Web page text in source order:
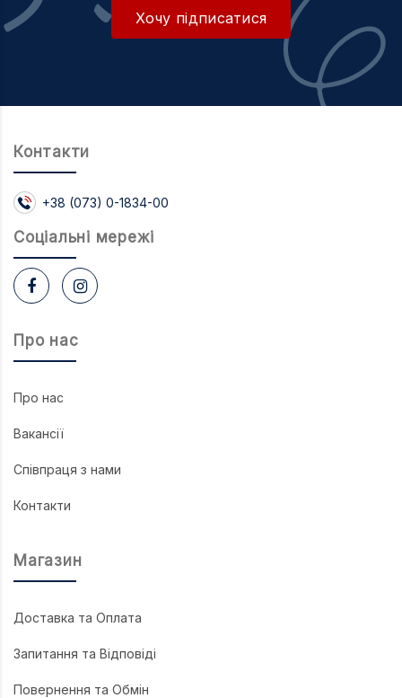
Хочу підписатися
Про нас
Про нас
Вакансії
Співпраця з нами
Контакти
Магазин
Доставка та Оплата
Запитання та Відповіді
Повернення та Обмін
Контакти
+38 (073) 0-1834-00
Соцiальнi мережi